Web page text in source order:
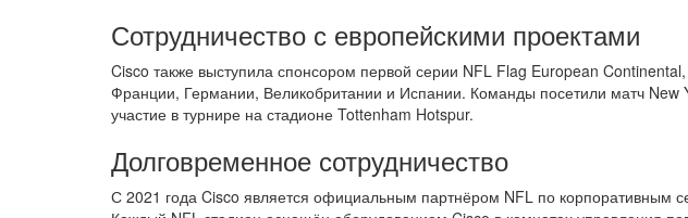
Сотрудничество с европейскими проектами
Cisco также выступила спонсором первой серии NFL Flag European
Франции, Германии, Великобритании и Испании. Команды посетили матч
участие в турнире на стадионе Tottenham Hotspur.
Долговременное сотрудничество
С 2021 года Cisco является официальным партнёром NFL по корпоративным